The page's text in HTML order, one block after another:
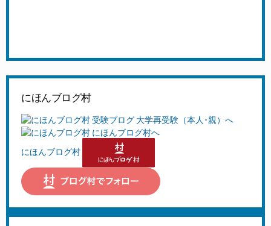
にほんブログ村
にほんブログ村